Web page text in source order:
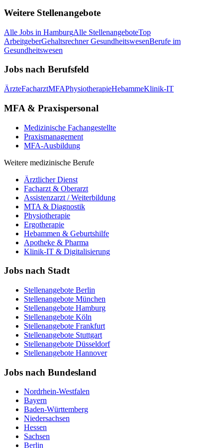
Weitere Stellenangebote
Alle Jobs in HamburgAlle StellenangeboteTop
ArbeitgeberGehaltsrechner GesundheitswesenBerufe im
Gesundheitswesen
Jobs nach Berufsfeld
ÄrzteFacharztMFAPhysiotherapieHebammeKlinik-IT
MFA & Praxispersonal
Medizinische Fachangestellte
Praxismanagement
MFA-Ausbildung
Weitere medizinische Berufe
Ärztlicher Dienst
Facharzt & Oberarzt
Assistenzarzt / Weiterbildung
MTA & Diagnostik
Physiotherapie
Ergotherapie
Hebammen & Geburtshilfe
Apotheke & Pharma
Klinik-IT & Digitalisierung
Jobs nach Stadt
Stellenangebote Berlin
Stellenangebote München
Stellenangebote Hamburg
Stellenangebote Köln
Stellenangebote Frankfurt
Stellenangebote Stuttgart
Stellenangebote Düsseldorf
Stellenangebote Hannover
Jobs nach Bundesland
Nordrhein-Westfalen
Bayern
Baden-Württemberg
Niedersachsen
Hessen
Sachsen
Berlin